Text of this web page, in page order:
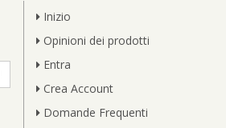
Inizio
Opinioni dei prodotti
Entra
Crea Account
Domande Frequenti